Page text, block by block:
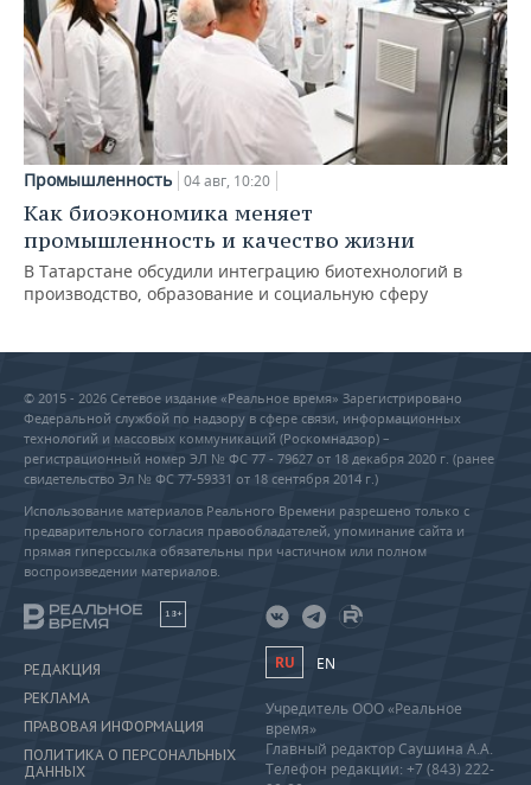
Промышленность 04 авг, 10:20
Как биоэкономика меняет
промышленность и качество жизни
В Татарстане обсудили интеграцию биотехнологий в
производство, образование и социальную сферу
© 2015 - 2026 Сетевое издание «Реальное время» Зарегистрировано
Федеральной службой по надзору в сфере связи, информационных
технологий и массовых коммуникаций (Роскомнадзор) –
регистрационный номер ЭЛ № ФС 77 - 79627 от 18 декабря 2020 г. (ранее
свидетельство Эл № ФС 77-59331 от 18 сентября 2014 г.)
Использование материалов Реального Времени разрешено только с
предварительного согласия правообладателей, упоминание сайта и
прямая гиперссылка обязательны при частичном или полном
воспроизведении материалов.
18+
РЕДАКЦИЯ
РЕКЛАМА
ПРАВОВАЯ ИНФОРМАЦИЯ
ПОЛИТИКА О ПЕРСОНАЛЬНЫХ
ДАННЫХ
RU EN
Учредитель ООО «Реальное
время»
Главный редактор Саушина А.А.
Телефон редакции: +7 (843) 222-